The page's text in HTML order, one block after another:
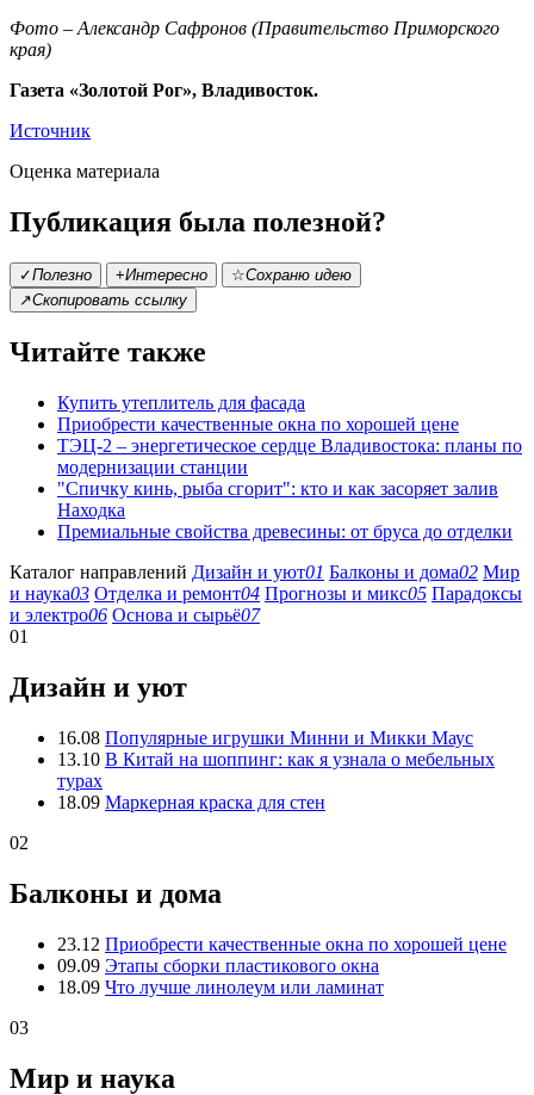
Фото – Александр Сафронов (Правительство Приморского
края)
Газета «Золотой Рог», Владивосток.
Источник
Оценка материала
Публикация была полезной?
✓Полезно +Интересно ☆Сохраню идею
↗Скопировать ссылку
Читайте также
Купить утеплитель для фасада
Приобрести качественные окна по хорошей цене
ТЭЦ-2 – энергетическое сердце Владивостока: планы по
модернизации станции
"Спичку кинь, рыба сгорит": кто и как засоряет залив
Находка
Премиальные свойства древесины: от бруса до отделки
Каталог направлений Дизайн и уют01 Балконы и дома02 Мир
и наука03 Отделка и ремонт04 Прогнозы и микс05 Парадоксы
и электро06 Основа и сырьё07
01
Дизайн и уют
16.08 Популярные игрушки Минни и Микки Маус
13.10 В Китай на шоппинг: как я узнала о мебельных
турах
18.09 Маркерная краска для стен
02
Балконы и дома
23.12 Приобрести качественные окна по хорошей цене
09.09 Этапы сборки пластикового окна
18.09 Что лучше линолеум или ламинат
03
Мир и наука